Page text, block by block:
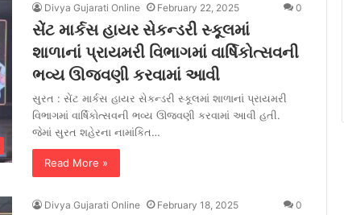
Divya Gujarati Online February 22, 2025 0
સેંટ માર્કસ હાયર સેકન્ડરી સ્કૂલમાં
શાળાનાં પ્રાયમરી વિભાગમાં વાર્ષિકોત્સવની
ભવ્ય ઊજવણી કરવામાં આવી
સુરત : સેંટ માર્કસ હાયર સેકન્ડરી સ્કૂલમાં શાળાનાં પ્રાયમરી
વિભાગમાં વાર્ષિકોત્સવની ભવ્ય ઊજવણી કરવામાં આવી હતી.
જેમાં સુરત શહેરના નામાંકિત…
Read More »
Divya Gujarati Online February 18, 2025 0